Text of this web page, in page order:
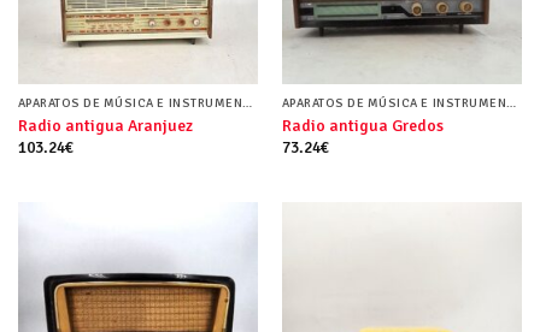
APARATOS DE MÚSICA E INSTRUMENTOS MUSICALES
Radio antigua Aranjuez
103.24€
APARATOS DE MÚSICA E INSTRUMENTOS MUSICALES
Radio antigua Gredos
73.24€